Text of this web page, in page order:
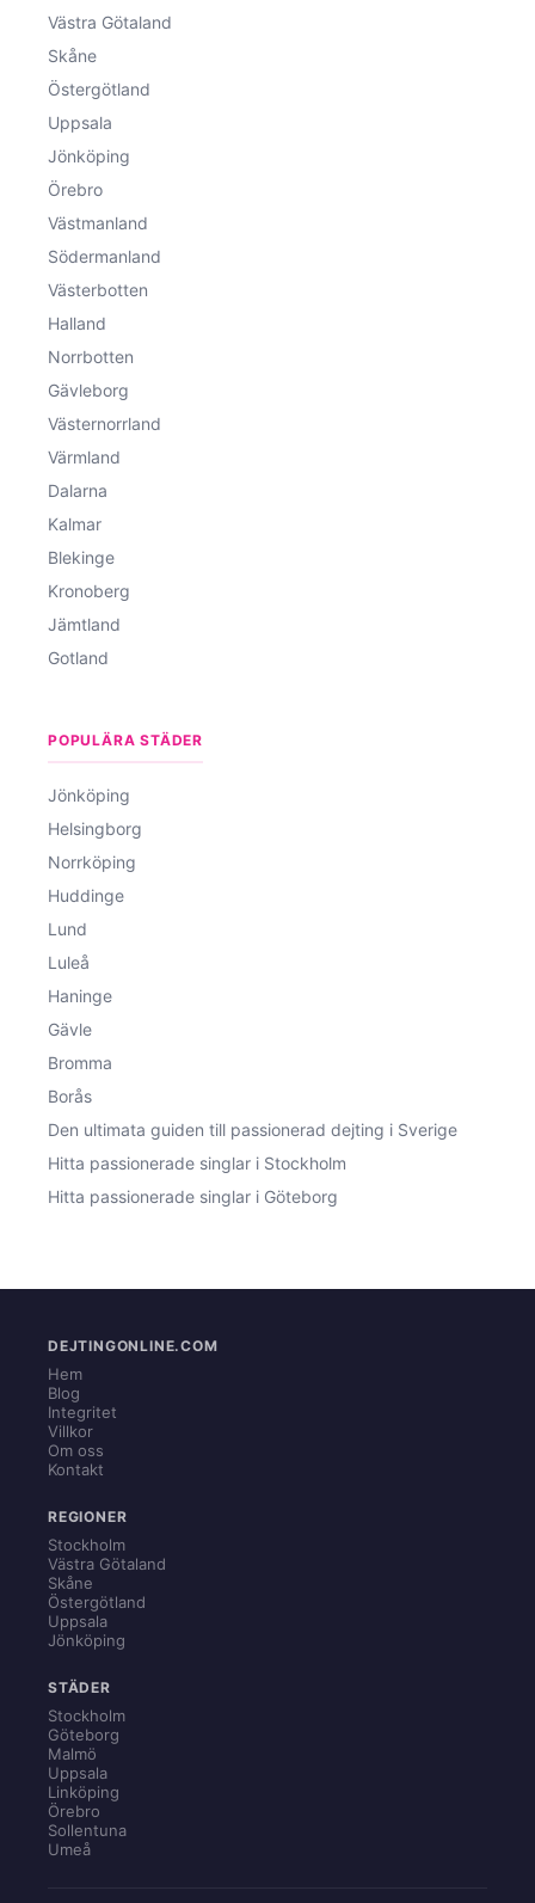
Västra Götaland
Skåne
Östergötland
Uppsala
Jönköping
Örebro
Västmanland
Södermanland
Västerbotten
Halland
Norrbotten
Gävleborg
Västernorrland
Värmland
Dalarna
Kalmar
Blekinge
Kronoberg
Jämtland
Gotland
POPULÄRA STÄDER
Jönköping
Helsingborg
Norrköping
Huddinge
Lund
Luleå
Haninge
Gävle
Bromma
Borås
Den ultimata guiden till passionerad dejting i Sverige
Hitta passionerade singlar i Stockholm
Hitta passionerade singlar i Göteborg
DEJTINGONLINE.COM
Hem
Blog
Integritet
Villkor
Om oss
Kontakt
REGIONER
Stockholm
Västra Götaland
Skåne
Östergötland
Uppsala
Jönköping
STÄDER
Stockholm
Göteborg
Malmö
Uppsala
Linköping
Örebro
Sollentuna
Umeå